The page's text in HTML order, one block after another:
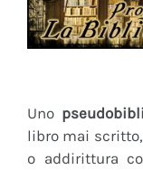
Uno
libro mai
o addirittura